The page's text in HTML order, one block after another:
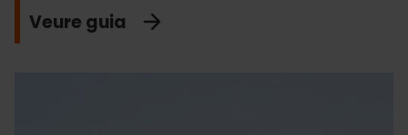
Veure guia